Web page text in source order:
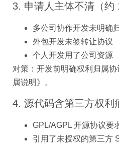
3. 申请人主体不清（约
多公司协作开发未明确
外包开发未签转让协议
个人开发用了公司资源
对策：开发前明确权利归属
属说明》。
4. 源代码含第三方权利
GPL/AGPL 开源协议要
引用了未授权的第三方